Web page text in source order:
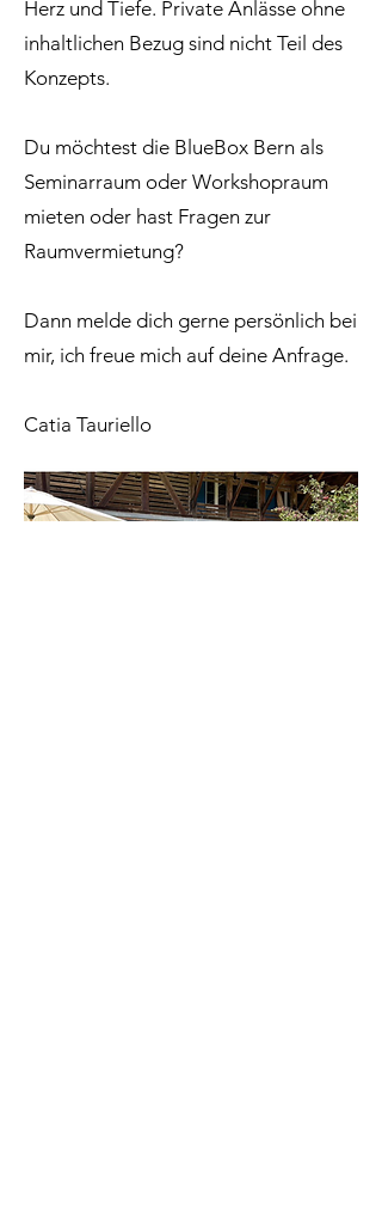
Herz und Tiefe. Private Anlässe ohne
inhaltlichen Bezug sind nicht Teil des
Konzepts.
Du möchtest die BlueBox Bern als
Seminarraum oder Workshopraum
mieten oder hast Fragen zur
Raumvermietung?
Dann melde dich gerne persönlich bei
mir, ich freue mich auf deine Anfrage.
Catia Tauriello